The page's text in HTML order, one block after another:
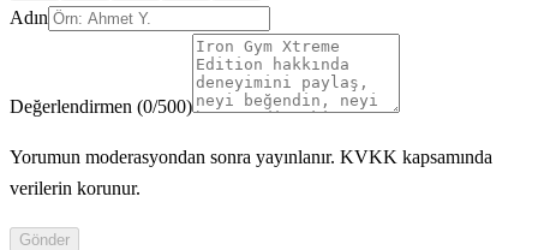
Adın
Değerlendirmen (0/500)
Yorumun moderasyondan sonra yayınlanır. KVKK kapsamında
verilerin korunur.
Gönder